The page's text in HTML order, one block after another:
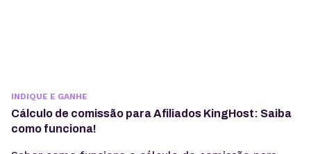
INDIQUE E GANHE
Cálculo de comissão para Afiliados KingHost: Saiba
como funciona!